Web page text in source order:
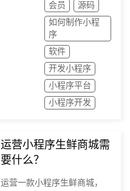
会员
源码
如何制作小程
序
软件
开发小程序
小程序平台
小程序开发
运营小程序生鲜商城需
要什么？
运营一款小程序生鲜商城，